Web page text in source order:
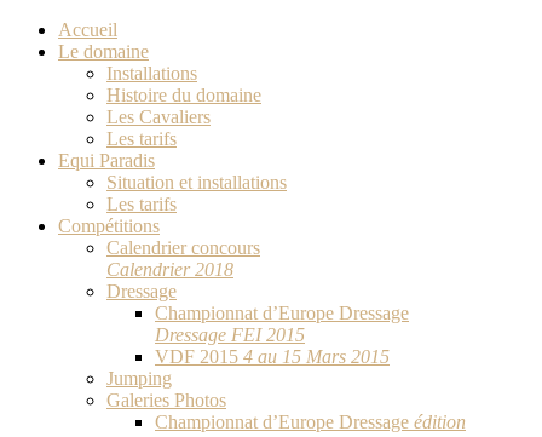
Accueil
Le domaine
Installations
Histoire du domaine
Les Cavaliers
Les tarifs
Equi Paradis
Situation et installations
Les tarifs
Compétitions
Calendrier concours
Calendrier 2018
Dressage
Championnat d’Europe Dressage
Dressage FEI 2015
VDF 2015 4 au 15 Mars 2015
Jumping
Galeries Photos
Championnat d’Europe Dressage édition